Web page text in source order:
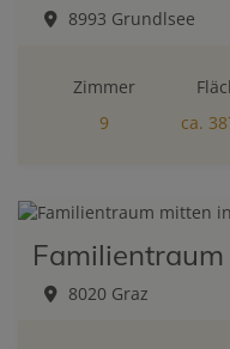
8993 Grundlsee
Zimmer
9
ca.
8020 Graz